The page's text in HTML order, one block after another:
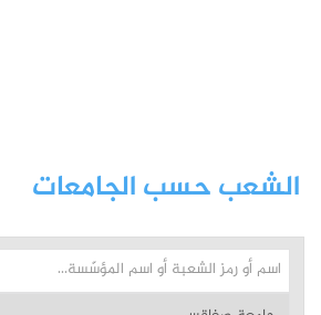
الشعب حسب الجامعات